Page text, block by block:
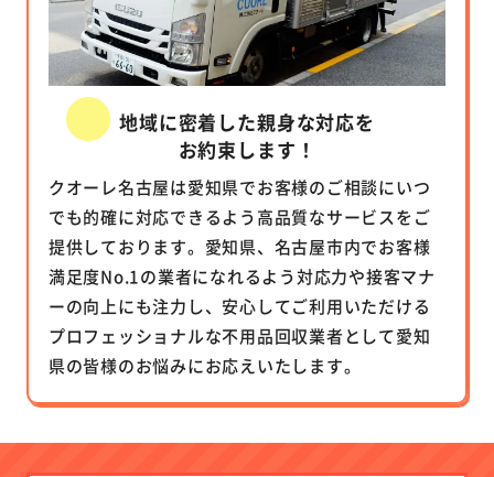
地域に密着した親身な対応を
お約束します！
クオーレ名古屋は愛知県でお客様のご相談にいつ
でも的確に対応できるよう高品質なサービスをご
提供しております。愛知県、名古屋市内でお客様
満足度No.1の業者になれるよう対応力や接客マナ
ーの向上にも注力し、安心してご利用いただける
プロフェッショナルな不用品回収業者として愛知
県の皆様のお悩みにお応えいたします。